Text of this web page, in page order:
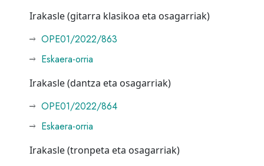
Irakasle (gitarra klasikoa eta osagarriak)
OPE01/2022/863
Eskaera-orria
Irakasle (dantza eta osagarriak)
OPE01/2022/864
Eskaera-orria
Irakasle (tronpeta eta osagarriak)